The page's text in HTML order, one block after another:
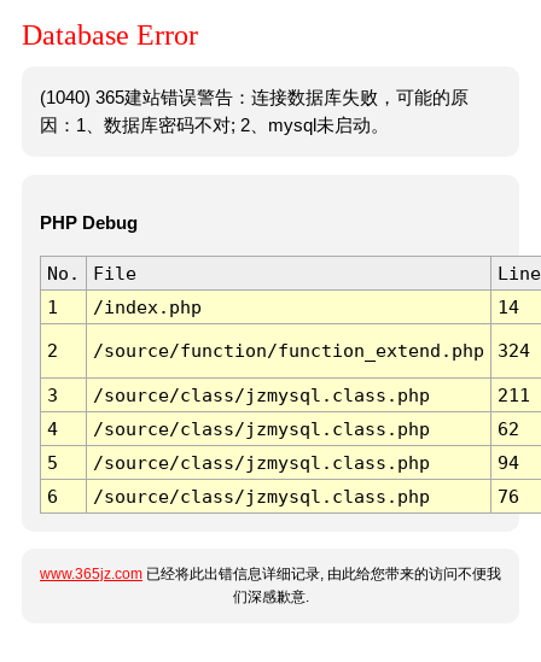
Database Error
(1040) 365建站错误警告：连接数据库失败，可能的原
因：1、数据库密码不对; 2、mysql未启动。
PHP Debug
No. File
Line
1
/index.php 14
2 /source/function/function_extend.php 324
3 /source/class/jzmysql.class.php
211
4
/source/class/jzmysql.class.php
62
5
/source/class/jzmysql.class.php
94
6
/source/class/jzmysql.class.php 76
www.365jz.com 已经将此出错信息详细记录, 由此给您带来的访问不便我
们深感歉意.